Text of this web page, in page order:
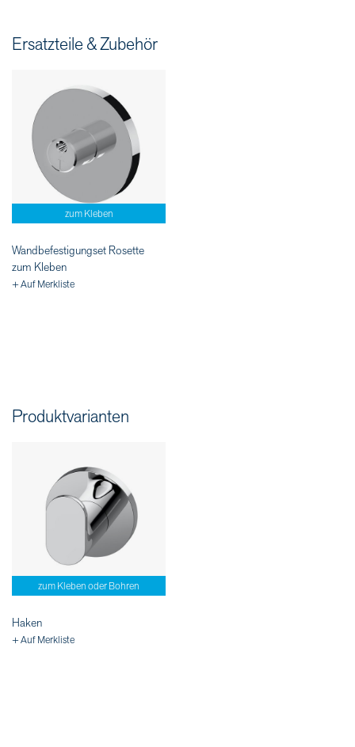
Ersatzteile & Zubehör
zum Kleben
Wandbefestigungset Rosette
zum Kleben
+ Auf Merkliste
Produktvarianten
zum Kleben oder Bohren
Haken
+ Auf Merkliste